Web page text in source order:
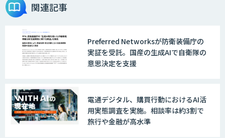
生成AI研修サービス「CCAL研修」
ートキャンプ」
関連記事
Preferred Networksが防衛装備庁の
実証を受託。国産の生成AIで自衛隊の
意思決定を支援
電通デジタル、購買行動におけるAI活
用実態調査を実施。相談率は約3割で
旅行や金融が高水準